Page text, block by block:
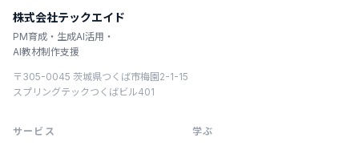
株式会社テックエイド
PM育成・生成AI活用・
AI教材制作支援
〒305-0045 茨城県つくば市梅園2-1-15
スプリングテックつくばビル401
サービス 学ぶ